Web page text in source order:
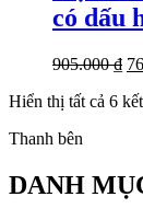
có dấu
905.000₫
là:
Hiển thị tất cả 6
Thanh bên
DANH